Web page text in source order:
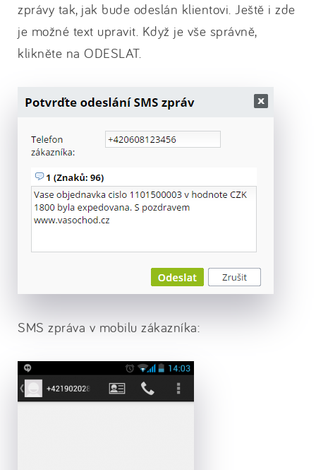
zprávy tak, jak bude odeslán klientovi. Ještě i zde
je možné text upravit. Když je vše správně,
klikněte na ODESLAT.
SMS zpráva v mobilu zákazníka: